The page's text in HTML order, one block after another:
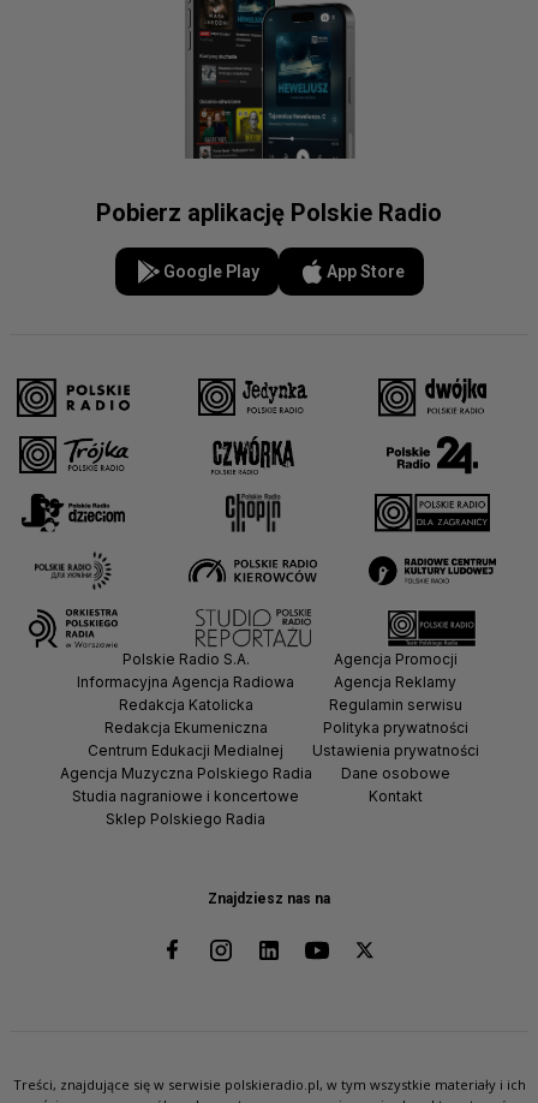
Pobierz aplikację Polskie Radio
Google Play App Store
Znajdziesz nas na
Polskie Radio S.A.
Informacyjna Agencja Radiowa
Redakcja Katolicka
Redakcja Ekumeniczna
Centrum Edukacji Medialnej
Agencja Muzyczna Polskiego Radia
Studia nagraniowe i koncertowe
Sklep Polskiego Radia
Agencja Promocji
Agencja Reklamy
Regulamin serwisu
Polityka prywatności
Ustawienia prywatności
Dane osobowe
Kontakt
Treści, znajdujące się w serwisie polskieradio.pl, w tym wszystkie materiały i ich